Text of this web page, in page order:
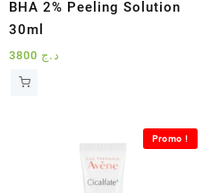
BHA 2% Peeling Solution
30ml
د.ج
Promo !